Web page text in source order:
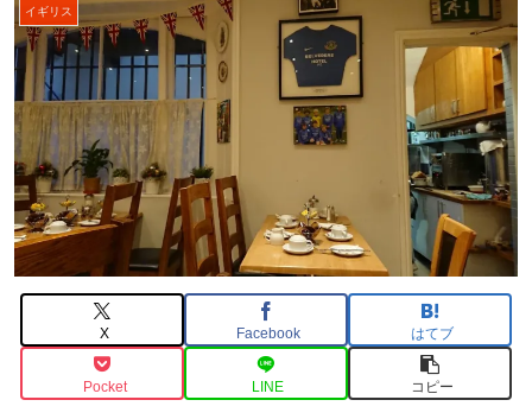
イギリス
X Facebook はてブ
Pocket LINE コピー